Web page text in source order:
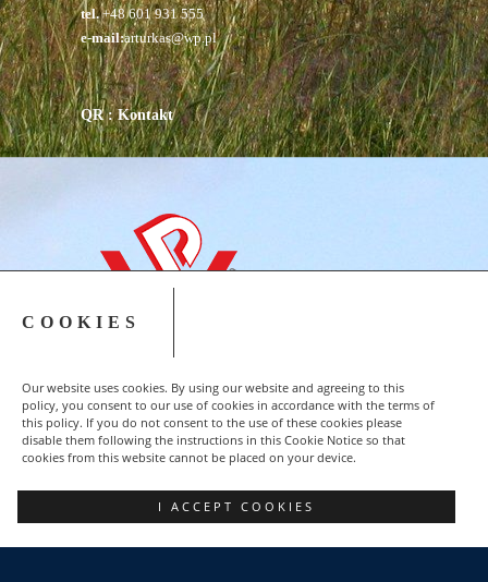
COOKIES
Our website uses cookies. By using our website and agreeing to this
policy, you consent to our use of cookies in accordance with the terms of
this policy. If you do not consent to the use of these cookies please
disable them following the instructions in this Cookie Notice so that
cookies from this website cannot be placed on your device.
I ACCEPT COOKIES
tel.+48 601 931 555
e-mail:arturkas@wp.pl
QR : Kontakt
Copyright © 2015-2023 NSZZ Solidarność - Region
Podbeskidzie